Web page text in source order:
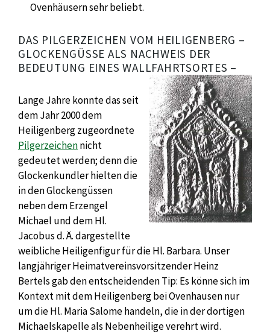
Ovenhäusern sehr beliebt.
DAS PILGERZEICHEN VOM HEILIGENBERG –
GLOCKENGÜSSE ALS NACHWEIS DER
BEDEUTUNG EINES WALLFAHRTSORTES –
Lange Jahre konnte das seit
dem Jahr 2000 dem
Heiligenberg zugeordnete
Pilgerzeichennicht
gedeutet werden; denn die
Glockenkundler hielten die
in den Glockengüssen
neben dem Erzengel
Michael und dem Hl.
Jacobus d. Ä. dargestellte
weibliche Heiligenfigur für die Hl. Barbara. Unser
langjähriger Heimatvereinsvorsitzender Heinz
Bertels gab den entscheidenden Tip: Es könne sich im
Kontext mit dem Heiligenberg bei Ovenhausen nur
um die Hl. Maria Salome handeln, die in der dortigen
Michaelskapelle als Nebenheilige verehrt wird.